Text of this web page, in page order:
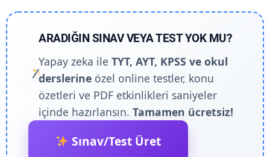
ARADIĞIN SINAV VEYA TEST YOK MU?
Yapay zeka ileTYT, AYT, KPSS ve okul
derslerine özel online testler, konu
özetleri ve PDF etkinlikleri saniyeler
içinde hazırlansın.Tamamen ücretsiz!
Sınav/Test Üret